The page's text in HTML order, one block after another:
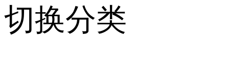
切换分类